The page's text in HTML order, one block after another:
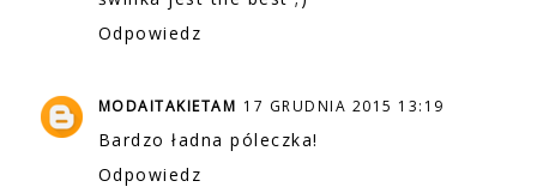
Odpowiedz
MODAITAKIETAM 17 GRUDNIA 2015 13:19
Bardzo ładna póleczka!
Odpowiedz